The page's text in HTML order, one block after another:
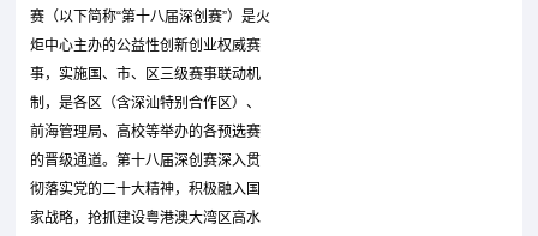
赛（以下简称“第十八届深创赛”）是火
炬中心主办的公益性创新创业权威赛
事，实施国、市、区三级赛事联动机
制，是各区（含深汕特别合作区）、
前海管理局、高校等举办的各预选赛
的晋级通道。第十八届深创赛深入贯
彻落实党的二十大精神，积极融入国
家战略，抢抓建设粤港澳大湾区高水